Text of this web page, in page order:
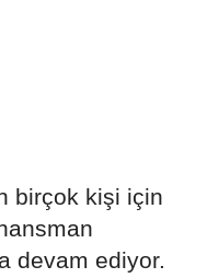
birçok kişi için
devam ediyor.